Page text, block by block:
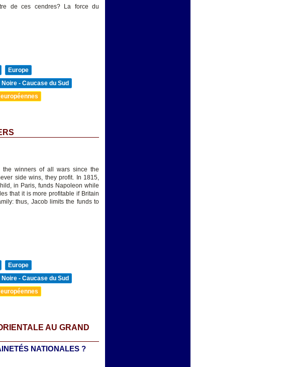
de ces cendres? La force du
Europe
Noire - Caucase du Sud
the winners of all wars since the
side wins, they profit. In 1815,
in Paris, funds Napoleon while
that it is more profitable if Britain
thus, Jacob limits the funds to
Europe
Noire - Caucase du Sud
AU GRAND
NATIONALES ?